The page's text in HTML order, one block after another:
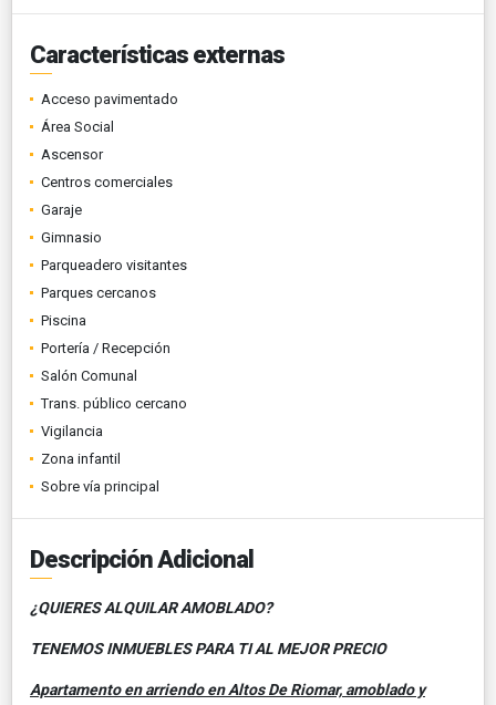
Características externas
Acceso pavimentado
Área Social
Ascensor
Centros comerciales
Garaje
Gimnasio
Parqueadero visitantes
Parques cercanos
Piscina
Portería / Recepción
Salón Comunal
Trans. público cercano
Vigilancia
Zona infantil
Sobre vía principal
Descripción Adicional
¿QUIERES ALQUILAR AMOBLADO?
TENEMOS INMUEBLES PARA TI AL MEJOR PRECIO
Apartamento en arriendo en Altos De Riomar, amoblado y